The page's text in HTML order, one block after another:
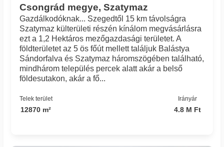
Csongrád megye, Szatymaz
Gazdálkodóknak... Szegedtől 15 km távolságra
Szatymaz külterületi részén kínálom megvásárlásra
ezt a 1,2 Hektáros mezőgazdasági területet. A
földterületet az 5 ös főút mellett találjuk Balástya
Sándorfalva és Szatymaz háromszögében található,
mindhárom település percek alatt akár a belső
földesutakon, akár a fő...
Telek terület
12870 m²
Irányár
4.8 M Ft